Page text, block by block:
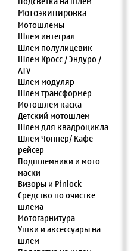
Мотоэкипировка
Мотошлемы
Шлем интеграл
Шлем полулицевик
Шлем Кросс / Эндуро /
ATV
Шлем модуляр
Шлем трансформер
Мотошлем каска
Детский мотошлем
Шлем для квадроцикла
Шлем Чоппер/ Кафе
рейсер
Подшлемники и мото
маски
Визоры и Pinlock
Средство по очистке
шлема
Мотогарнитура
Ушки и аксессуары на
шлем